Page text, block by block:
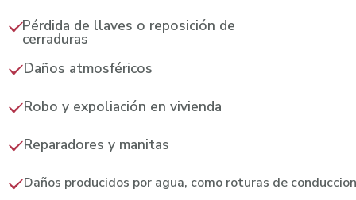
Pérdida de llaves o reposición de
cerraduras
Daños atmosféricos
Robo y expoliación en vivienda
Reparadores y manitas
Daños producidos por agua, como roturas de